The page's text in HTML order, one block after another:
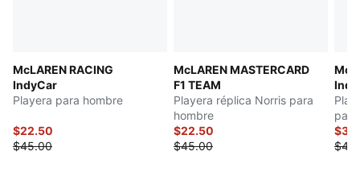
McLAREN RACING
IndyCar
Playera para hombre
$22.50
$45.00
McLAREN MASTERCARD
F1 TEAM
Playera réplica Norris para
hombre
$22.50
$45.00